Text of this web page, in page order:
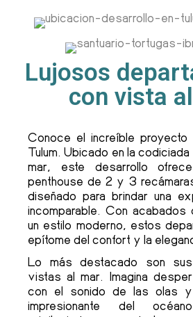
Lujosos
con vista
Conoce el increíble proyecto
Tulum. Ubicado en la
mar, este desarrollo
penthouse de 2 y 3
diseñado para brindar una
incomparable. Con
un estilo moderno, estos
epítome del confort y la
Lo más destacado son sus
vistas al mar. Imagina
con el sonido de las olas y
impresionante del